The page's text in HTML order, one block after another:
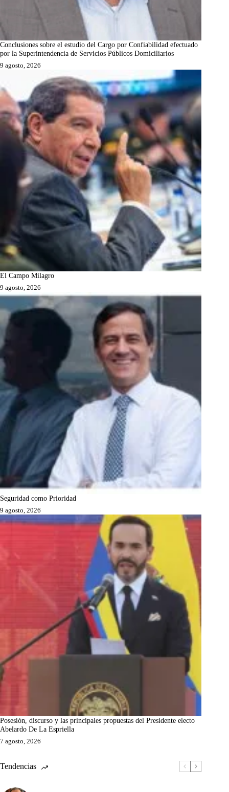
Conclusiones sobre el estudio del Cargo por Confiabilidad efectuado
por la Superintendencia de Servicios Públicos Domiciliarios
9 agosto, 2026
El Campo Milagro
9 agosto, 2026
Seguridad como Prioridad
9 agosto, 2026
Posesión, discurso y las principales propuestas del Presidente electo
Abelardo De La Espriella
7 agosto, 2026
Tendencias